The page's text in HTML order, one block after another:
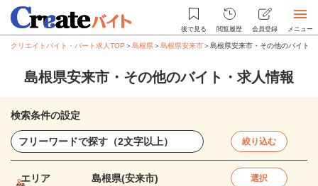
後で見る 閲覧履歴 会員登録 メニュー
クリエイトバイト・パート求人TOP ＞島根県＞島根県安来市＞島根県安来市・その他のバイト
島根県安来市・その他のバイト・求人情報
検索条件の設定
絞り込む
エリア 島根県(安来市) 選択